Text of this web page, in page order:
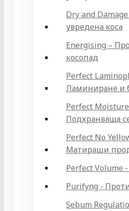
Dry and
увредена коса
Energising –
косопад
Perfect
Ламиниране и
Perfect
Подхранваща
Perfect No
Матиращи
Perfect Volume
Purifyng -
Sebum